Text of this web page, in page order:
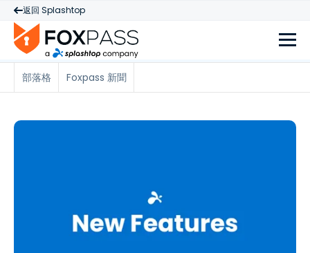
返回 Splashtop
部落格 Foxpass 新聞